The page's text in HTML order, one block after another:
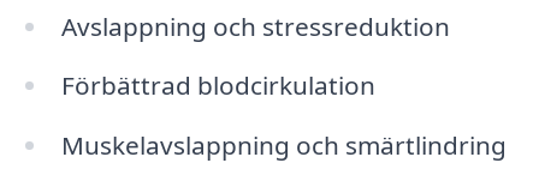
Avslappning och stressreduktion
Förbättrad blodcirkulation
Muskelavslappning och smärtlindring